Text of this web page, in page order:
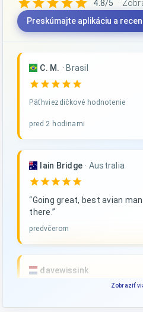
4.8/5
·
Preskúmajte aplikáciu a
C. M. · Brasil
star star star star star
Päťhviezdičkové hodnotenie
pred 2 hodinami
Iain Bridge · Australia
star star star star star
“Going great, best avian
there.”
predvčerom
davewissink
Zobraziť